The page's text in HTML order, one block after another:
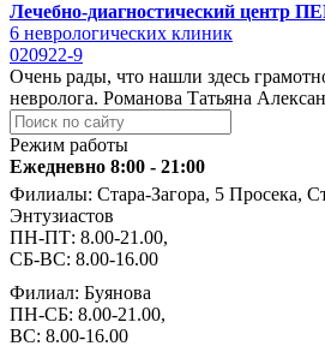
Лечебно-диагностический центр
6 неврологических клиник
020922-9
Очень рады, что нашли здесь
невролога. Романова Татьяна
Режим работы
Ежедневно 8:00 - 21:00
Филиалы: Стара-Загора, 5 Просека,
Энтузиастов
ПН-ПТ: 8.00-21.00,
СБ-ВС: 8.00-16.00
Филиал: Буянова
ПН-СБ: 8.00-21.00,
ВС: 8.00-16.00